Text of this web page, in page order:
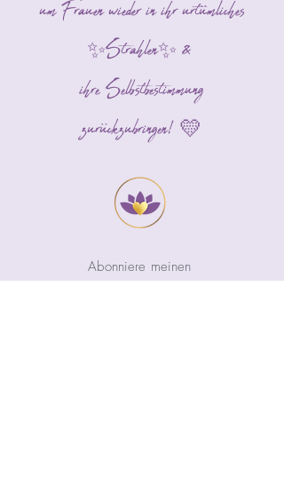
um Frauen wieder in ihr urtümliches
✨Strahlen✨ &
ihre Selbstbestimmung
zurückzubringen! 💛
Abonniere meinen
Schmerzfrei-Newsletter